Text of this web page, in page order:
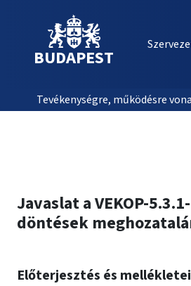
BUDAPEST
Tevékenységre, működésre
Javaslat a VEKOP-
döntések
Előterjesztés és mellékletei